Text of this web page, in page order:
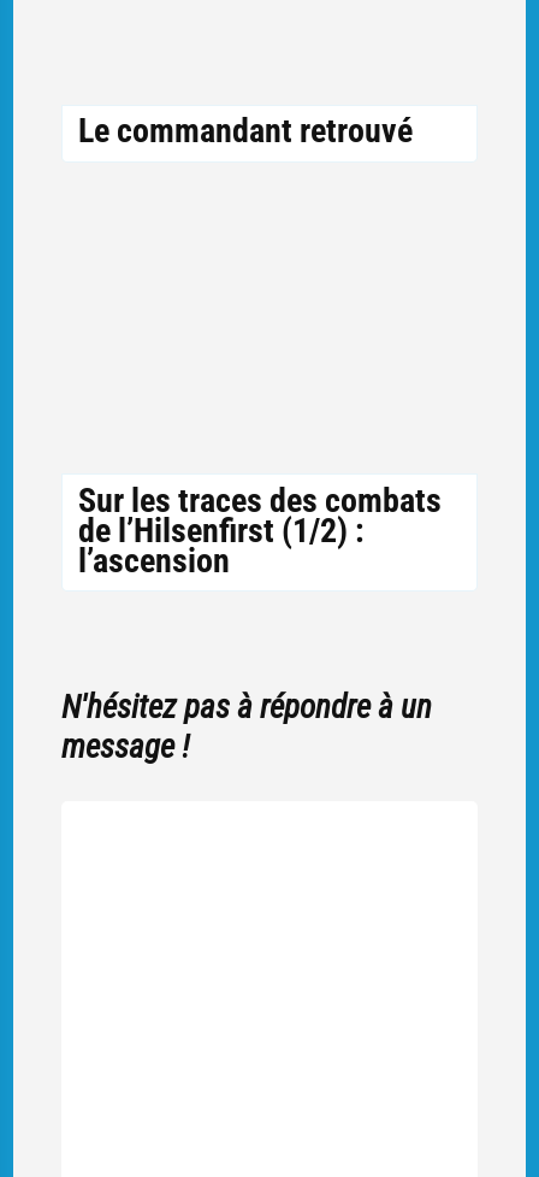
Le commandant retrouvé
Sur les traces des combats
de l’Hilsenfirst (1/2) :
l’ascension
N'hésitez pas à répondre à un
message !